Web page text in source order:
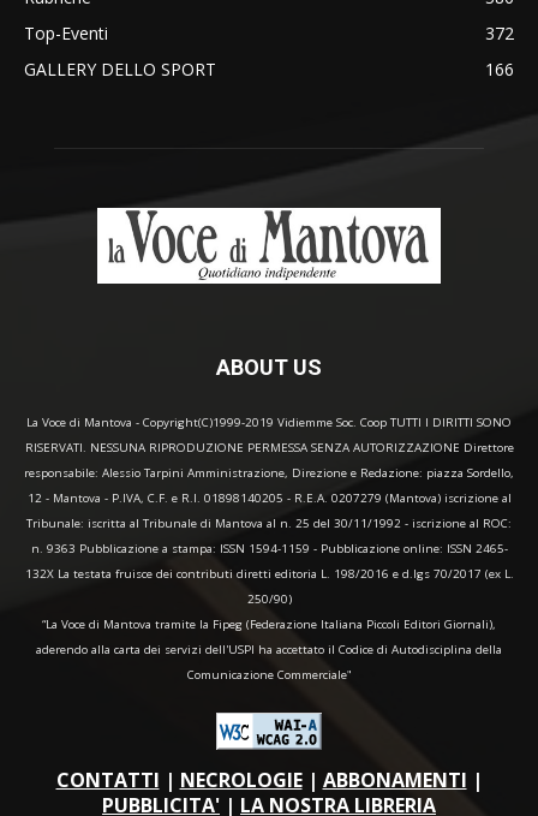
Top-Eventi
372
GALLERY DELLO SPORT
166
ABOUT US
La Voce di Mantova - Copyright(C)1999-2019 Vidiemme Soc. Coop TUTTI I DIRITTI SONO
RISERVATI. NESSUNA RIPRODUZIONE PERMESSA SENZA AUTORIZZAZIONE Direttore
responsabile: Alessio Tarpini Amministrazione, Direzione e Redazione: piazza Sordello,
12 - Mantova - P.IVA, C.F. e R.I. 01898140205 - R.E.A. 0207279 (Mantova) iscrizione al
Tribunale: iscritta al Tribunale di Mantova al n. 25 del 30/11/1992 - iscrizione al ROC:
n. 9363 Pubblicazione a stampa: ISSN 1594-1159 - Pubblicazione online: ISSN 2465-
132X La testata fruisce dei contributi diretti editoria L. 198/2016 e d.lgs 70/2017 (ex L.
250/90)
“La Voce di Mantova tramite la Fipeg (Federazione Italiana Piccoli Editori Giornali),
aderendo alla carta dei servizi dell'USPI ha accettato il Codice di Autodisciplina della
Comunicazione Commerciale"
CONTATTI | NECROLOGIE| ABBONAMENTI |
PUBBLICITA' | LA NOSTRA LIBRERIA